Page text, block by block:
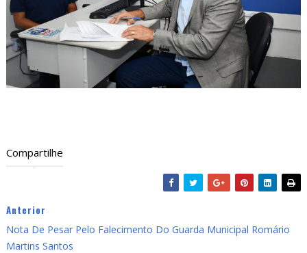
Compartilhe
Anterior
Nota De Pesar Pelo Falecimento Do Guarda Municipal Romário
Martins Santos